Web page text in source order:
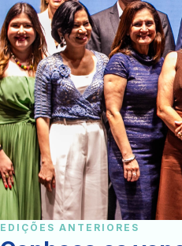
EDIÇÕES ANTERIORES